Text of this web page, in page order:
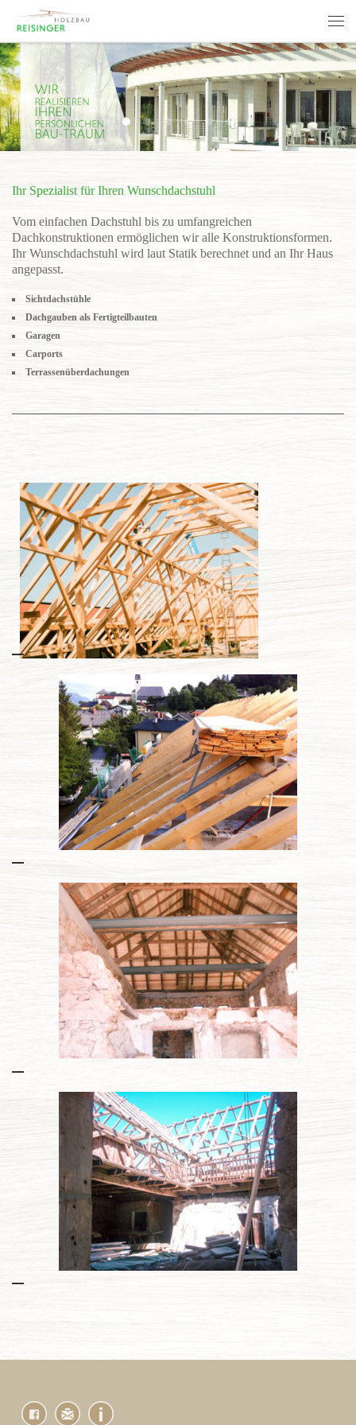
Ihr Spezialist für Ihren Wunschdachstuhl
Vom einfachen Dachstuhl bis zu umfangreichen
Dachkonstruktionen ermöglichen wir alle Konstruktionsformen.
Ihr Wunschdachstuhl wird laut Statik berechnet und an Ihr Haus
angepasst.
Sichtdachstühle
Dachgauben als Fertigteilbauten
Garagen
Carports
Terrassenüberdachungen